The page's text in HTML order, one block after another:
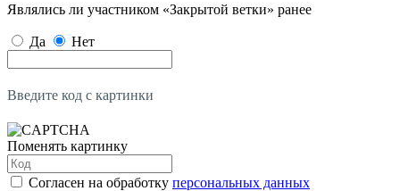
Являлись ли участником «Закрытой ветки» ранее
Да Нет
Введите код с картинки
Поменять картинку
Согласен на обработку персональных данных